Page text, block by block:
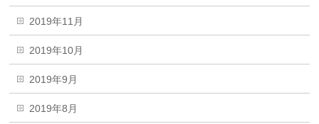
2019年11月
2019年10月
2019年9月
2019年8月